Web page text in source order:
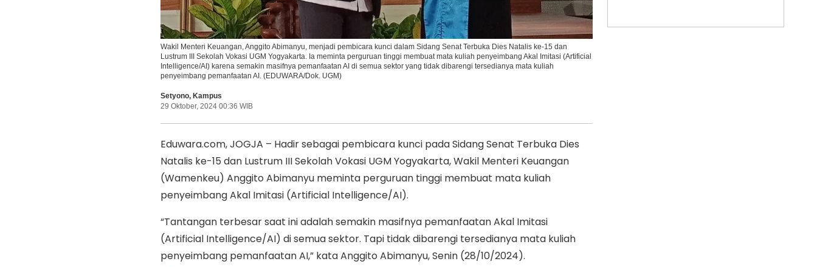
Wakil Menteri Keuangan, Anggito Abimanyu, menjadi pembicara kunci dalam Sidang Senat Terbuka Dies Natalis ke-15 dan
Lustrum III Sekolah Vokasi UGM Yogyakarta. Ia meminta perguruan tinggi membuat mata kuliah penyeimbang Akal Imitasi (Artificial
Intelligence/AI) karena semakin masifnya pemanfaatan AI di semua sektor yang tidak dibarengi tersedianya mata kuliah
penyeimbang pemanfaatan AI. (EDUWARA/Dok. UGM)
Setyono, Kampus
29 Oktober, 2024 00:36 WIB
Eduwara.com, JOGJA – Hadir sebagai pembicara kunci pada Sidang Senat Terbuka Dies
Natalis ke-15 dan Lustrum III Sekolah Vokasi UGM Yogyakarta, Wakil Menteri Keuangan
(Wamenkeu) Anggito Abimanyu meminta perguruan tinggi membuat mata kuliah
penyeimbang Akal Imitasi (Artificial Intelligence/AI).
“Tantangan terbesar saat ini adalah semakin masifnya pemanfaatan Akal Imitasi
(Artificial Intelligence/AI) di semua sektor. Tapi tidak dibarengi tersedianya mata kuliah
penyeimbang pemanfaatan AI,” kata Anggito Abimanyu, Senin (28/10/2024).